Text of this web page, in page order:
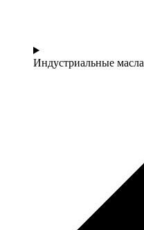
Индустриальные масла